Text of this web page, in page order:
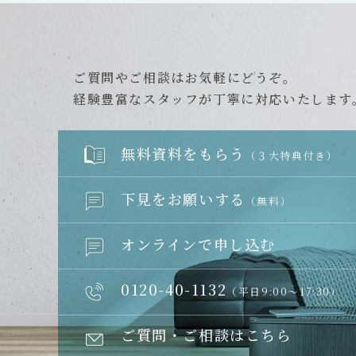
ご質問やご相談はお気軽にどうぞ。
経験豊富なスタッフが丁寧に対応いたします
無料資料をもらう （３大特典付き）
下見をお願いする （無料）
オンラインで申し込む
0120-40-1132 （平日9:00～17:30）
ご質問・ご相談はこちら